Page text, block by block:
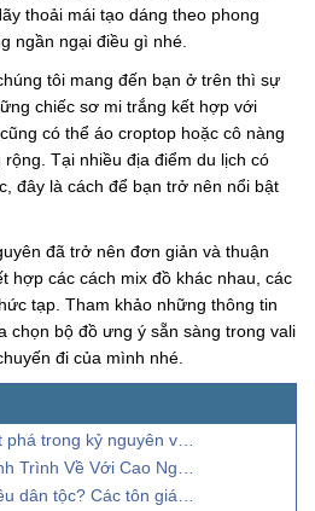
thoải mái tạo dáng theo phong
ngần ngại điều gì nhé.
tôi mang đến bạn ở trên thì sự
chiếc sơ mi trắng kết hợp với
có thể áo croptop hoặc cô nàng
Tại nhiều địa điểm du lịch có
đây là cách để bạn trở nên nổi bật
đã trở nên đơn giản và thuận
hợp các cách mix đồ khác nhau, các
tạp. Tham khảo những thông tin
chọn bộ đồ ưng ý sẵn sàng trong vali
đi của mình nhé.
kỷ nguyên vươn mình
Với Cao Nguyên Đá Hà Giang
tôn giáo chính ở Tây Nguyên